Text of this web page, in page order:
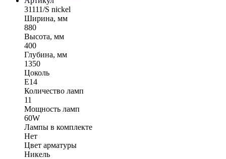
31111/S nickel
Ширина, мм
880
Высота, мм
400
Глубина, мм
1350
Цоколь
Е14
Количество ламп
11
Мощность ламп
60W
Лампы в комплекте
Нет
Цвет арматуры
Никель